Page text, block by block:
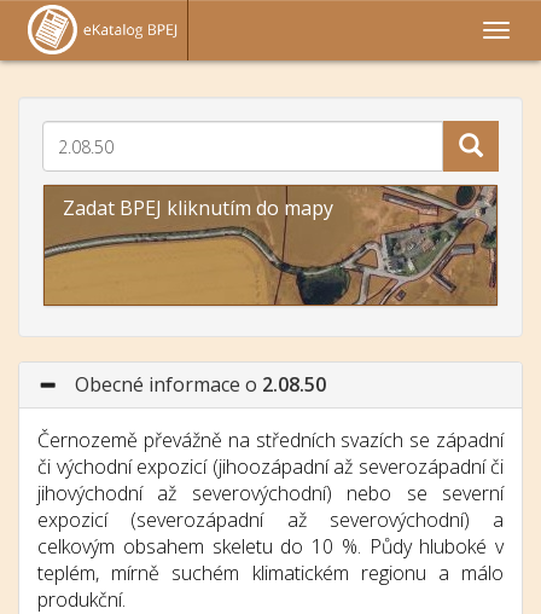
Zadat BPEJ kliknutím do mapy
Obecné informace o 2.08.50
Černozemě převážně na středních svazích se západní
či východní expozicí (jihoozápadní až severozápadní či
jihovýchodní až severovýchodní) nebo se severní
expozicí (severozápadní až severovýchodní) a
celkovým obsahem skeletu do 10 %. Půdy hluboké v
teplém, mírně suchém klimatickém regionu a málo
produkční.